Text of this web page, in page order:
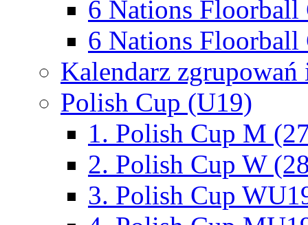
6 Nations Floorball
6 Nations Floorball
Kalendarz
Polish Cup (U19)
1. Polish Cup M
2. Polish Cup W
3. Polish Cup